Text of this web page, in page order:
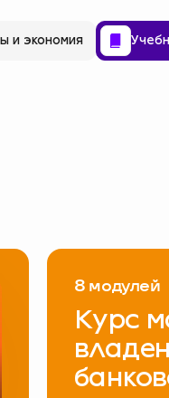
и экономия
8 модулей
Курс